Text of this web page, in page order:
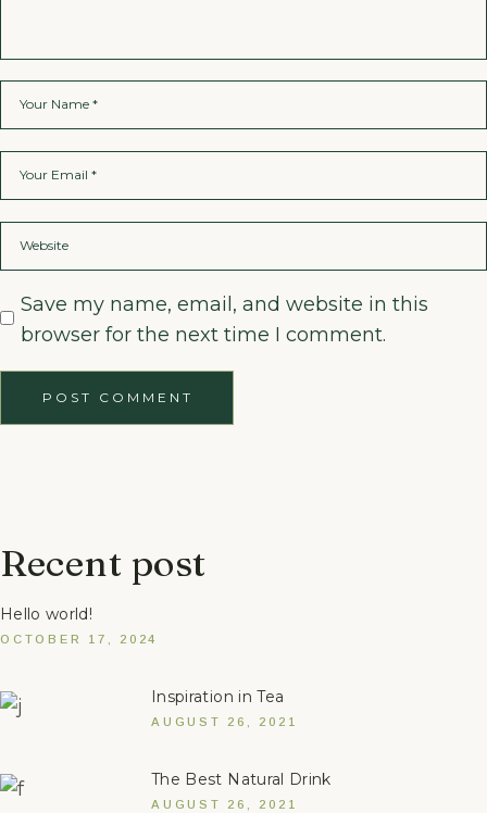
Save my name, email, and website in this
browser for the next time I comment.
POST COMMENT
Recent post
Hello world!
OCTOBER 17, 2024
Inspiration in Tea
AUGUST 26, 2021
The Best Natural Drink
AUGUST 26, 2021